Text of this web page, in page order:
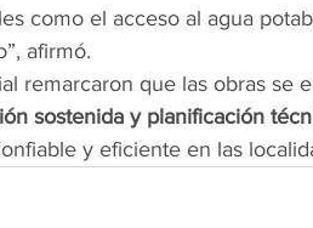
como el acceso al agua
afirmó.
remarcaron que las obras se
sostenida y planificación
y eficiente en las